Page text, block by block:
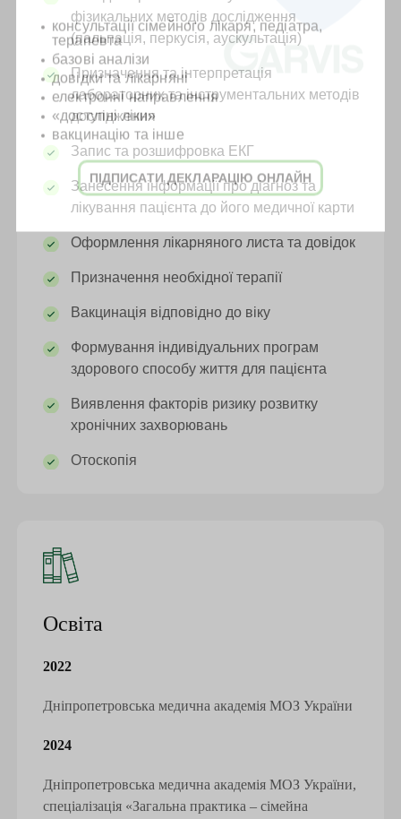
фізикальних методів дослідження
(пальпація, перкусія, аускультація)
Призначення та інтерпретація
лабораторних та інструментальних методів
дослідження
Запис та розшифровка ЕКГ
Занесення інформації про діагноз та
лікування пацієнта до його медичної карти
Оформлення лікарняного листа та довідок
Призначення необхідної терапії
Вакцинація відповідно до віку
Формування індивідуальних програм
здорового способу життя для пацієнта
Виявлення факторів ризику розвитку
хронічних захворювань
Отоскопія
Освіта
2022
Дніпропетровська медична академія МОЗ України
2024
Дніпропетровська медична академія МОЗ України,
спеціалізація «Загальна практика – сімейна
консультації сімейного лікаря, педіатра,
терапевта
базові аналізи
довідки та лікарняні
електронні направлення
«доступні ліки»
вакцинацію та інше
ПІДПИСАТИ ДЕКЛАРАЦІЮ ОНЛАЙН